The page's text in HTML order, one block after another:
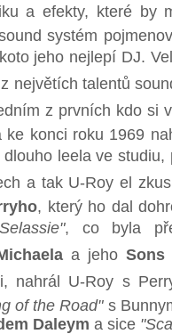
a efekty, které by
systém
jeho nejlepí DJ.
největích talentů
z prvních kdo si
ke konci roku 1969
leela ve
a tak U-Roy el
, který ho dal
, co byla
a jeho Sons
nahrál U-Roy s
of the Road"s
Daleym a sice